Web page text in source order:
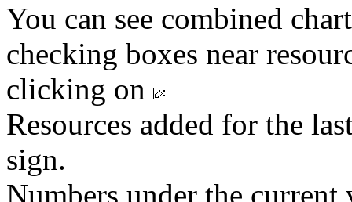
You can see combined
checking boxes near
clicking on
Resources added for the
sign.
Numbers under the